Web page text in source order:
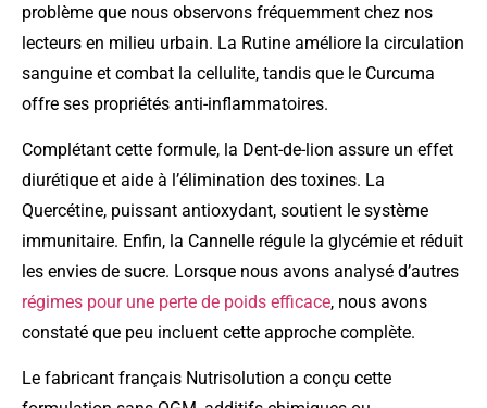
problème que nous observons fréquemment chez nos
lecteurs en milieu urbain. La Rutine améliore la circulation
sanguine et combat la cellulite, tandis que le Curcuma
offre ses propriétés anti-inflammatoires.
Complétant cette formule, la Dent-de-lion assure un effet
diurétique et aide à l’élimination des toxines. La
Quercétine, puissant antioxydant, soutient le système
immunitaire. Enfin, la Cannelle régule la glycémie et réduit
les envies de sucre. Lorsque nous avons analysé d’autres
régimes pour une perte de poids efficace, nous avons
constaté que peu incluent cette approche complète.
Le fabricant français Nutrisolution a conçu cette